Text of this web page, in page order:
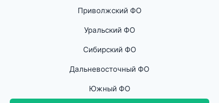
Приволжский ФО
Уральский ФО
Сибирский ФО
Дальневосточный ФО
Южный ФО